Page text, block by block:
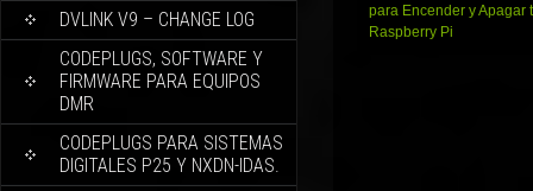
DVLINK V9 – CHANGE LOG
CODEPLUGS, SOFTWARE Y
FIRMWARE PARA EQUIPOS
DMR
CODEPLUGS PARA SISTEMAS
DIGITALES P25 Y NXDN-IDAS.
de
entradas
para Encender y Apagar
Raspberry Pi